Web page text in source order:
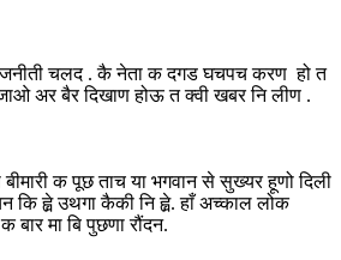
चलद . कै नेता क दगड घचपच करण हो त
अर बैर दिखाण होऊ त क्वी खबर नि लीण .
क पूछ ताच या भगवान से सुख्यर हूणो दिली
कि ह्व़े उथगा कैकी नि ह्व़े. हाँ अच्काल लोक
बार मा बि पुछणा रौंदन.